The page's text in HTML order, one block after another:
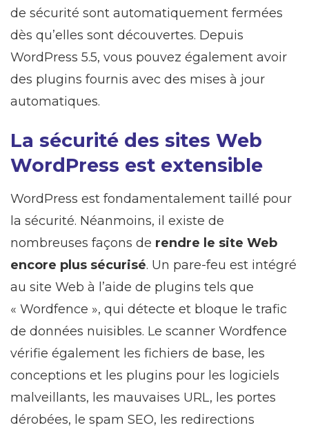
de sécurité sont automatiquement fermées
dès qu’elles sont découvertes. Depuis
WordPress 5.5, vous pouvez également avoir
des plugins fournis avec des mises à jour
automatiques.
La sécurité des sites Web
WordPress est extensible
WordPress est fondamentalement taillé pour
la sécurité. Néanmoins, il existe de
nombreuses façons de rendre le site Web
encore plus sécurisé. Un pare-feu est intégré
au site Web à l’aide de plugins tels que
« Wordfence », qui détecte et bloque le trafic
de données nuisibles. Le scanner Wordfence
vérifie également les fichiers de base, les
conceptions et les plugins pour les logiciels
malveillants, les mauvaises URL, les portes
dérobées, le spam SEO, les redirections